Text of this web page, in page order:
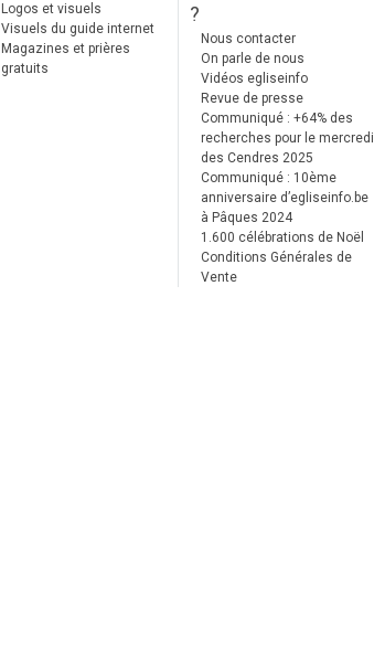
Logos et visuels
Visuels du guide internet
Magazines et prières
gratuits
?
Nous contacter
On parle de nous
Vidéos egliseinfo
Revue de presse
Communiqué : +64% des
recherches pour le mercredi
des Cendres 2025
Communiqué : 10ème
anniversaire d’egliseinfo.be
à Pâques 2024
1.600 célébrations de Noël
Conditions Générales de
Vente